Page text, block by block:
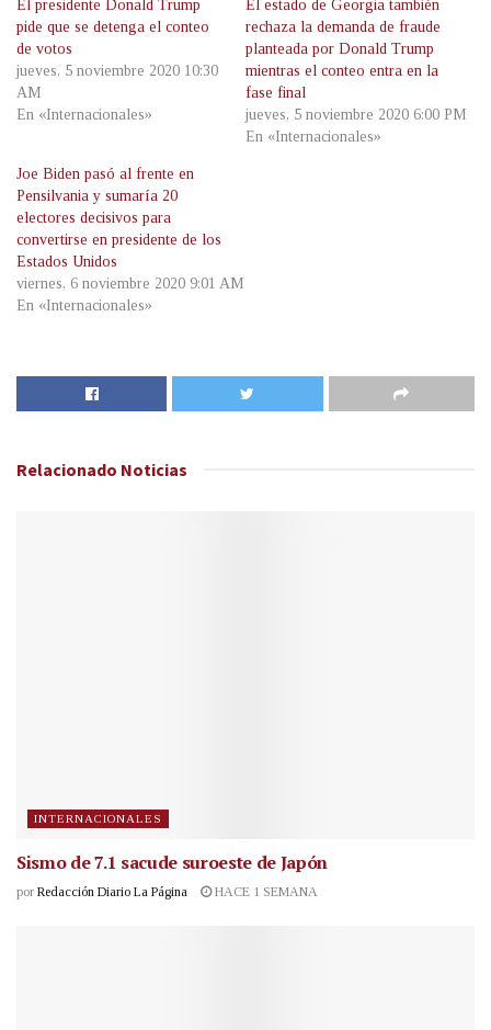
El presidente Donald Trump
pide que se detenga el conteo
de votos
jueves, 5 noviembre 2020 10:30
AM
En «Internacionales»
El estado de Georgia también
rechaza la demanda de fraude
planteada por Donald Trump
mientras el conteo entra en la
fase final
jueves, 5 noviembre 2020 6:00 PM
En «Internacionales»
Joe Biden pasó al frente en
Pensilvania y sumaría 20
electores decisivos para
convertirse en presidente de los
Estados Unidos
viernes, 6 noviembre 2020 9:01 AM
En «Internacionales»
Relacionado Noticias
INTERNACIONALES
Sismo de 7.1 sacude suroeste de Japón
por Redacción Diario La Página HACE 1 SEMANA